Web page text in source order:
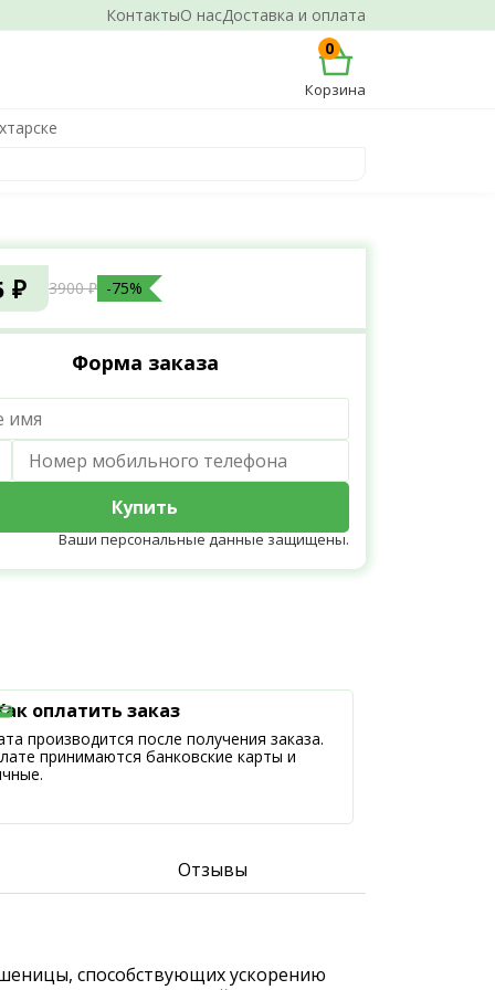
КонтактыО насДоставка и оплата
0
Корзина
₽ 3900 ₽ -75%
Форма заказа
Купить
Ваши персональные данные защищены.
оплатить заказ
производится после получения заказа.
принимаются банковские карты и
Отзывы
способствующих ускорению